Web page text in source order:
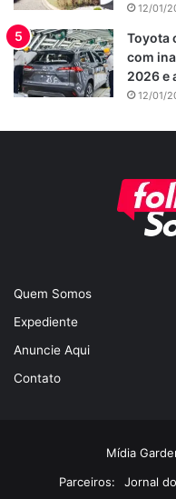
12/01/
Toyota
com
2026 e
12/01/
Quem Somos
Expediente
Anuncie Aqui
Contato
Mídia
Parceiros:
Jornal